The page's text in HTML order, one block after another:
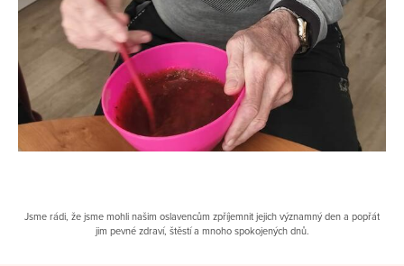
Jsme rádi, že jsme mohli našim oslavencům zpříjemnit jejich významný den a popřát
jim pevné zdraví, štěstí a mnoho spokojených dnů.